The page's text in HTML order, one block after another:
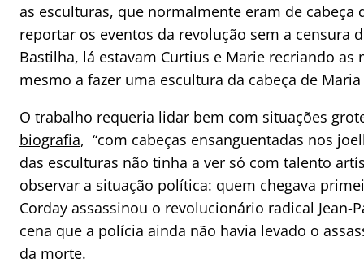
as esculturas, que normalmente eram de
reportar os eventos da revolução sem a censura
Bastilha, lá estavam Curtius e Marie recriando
mesmo a fazer uma escultura da cabeça de
O trabalho requeria lidar bem com situações
biografia, “com cabeças ensanguentadas nos
das esculturas não tinha a ver só com talento
observar a situação política: quem chegava
Corday assassinou o revolucionário radical
cena que a polícia ainda não havia levado o
da morte.